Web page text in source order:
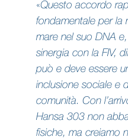
«Questo accordo
fondamentale per la
mare nel suo DNA
sinergia con la FIV,
può e deve essere
inclusione sociale e
comunità. Con
Hansa 303 non
fisiche, ma creiamo